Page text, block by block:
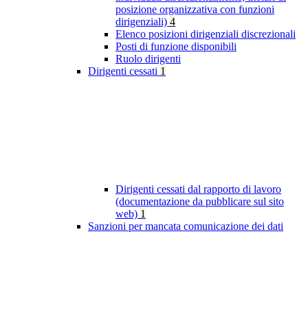
posizione organizzativa con funzioni
dirigenziali) 4
Elenco posizioni dirigenziali discrezionali
Posti di funzione disponibili
Ruolo dirigenti
Dirigenti cessati 1
Dirigenti cessati dal rapporto di lavoro
(documentazione da pubblicare sul sito
web) 1
Sanzioni per mancata comunicazione dei dati